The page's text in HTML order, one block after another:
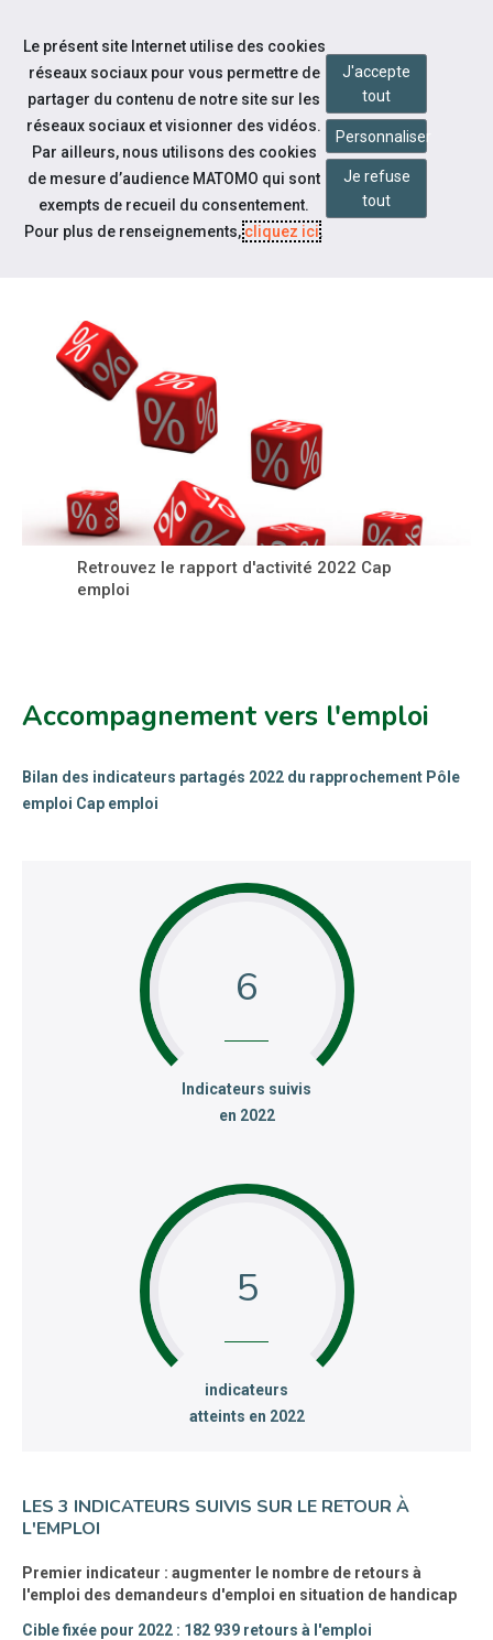
Aller au contenu
Notre actualité
RAPPORT D'ACTIVITÉ 2022 DES
Retrouvez le rapport d'activité 2022 Cap
emploi
Accompagnement vers l'emploi
Bilan des indicateurs partagés 2022 du rapprochement Pôle
emploi Cap emploi
6
:Indicateurs suivis
en 2022
5
:indicateurs
atteints en 2022
LES 3 INDICATEURS SUIVIS SUR LE RETOUR À
L'EMPLOI
Premier indicateur : augmenter le nombre de retours à
l'emploi des demandeurs d'emploi en situation de handicap
Cible fixée pour 2022 : 182 939 retours à l'emploi
Le présent site Internet utilise des cookies
réseaux sociaux pour vous permettre de
partager du contenu de notre site sur les
réseaux sociaux et visionner des vidéos.
Par ailleurs, nous utilisons des cookies
de mesure d’audience MATOMO qui sont
exempts de recueil du consentement.
Pour plus de renseignements,cliquez ici.
J'accepte
tout
Personnaliser
Je refuse
tout